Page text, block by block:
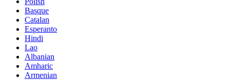
Basque
Catalan
Esperanto
Hindi
Lao
Albanian
Amharic
Armenian